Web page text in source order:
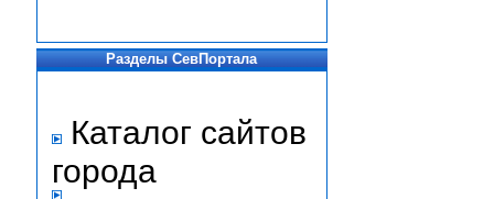
Разделы СевПортала
Каталог сайтов
города